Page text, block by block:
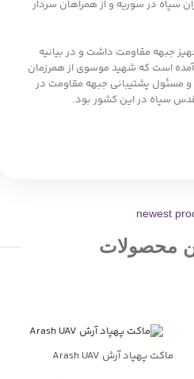
سپاه در سوریه و از همراهان سردار
جبهه مقاومت داشت و در بیانیه
است که شهید موسوی از همرزمان
مسئول پشتیبانی جبهه مقاومت در
سپاه در این کشور بود.
newest
محصولات
ماکت پهپاد آرش Arash UAV